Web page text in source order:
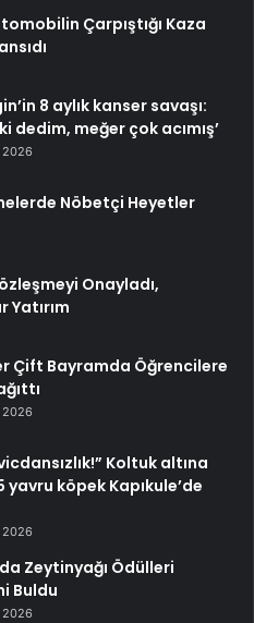
Çarpıştığı Kaza
8 aylık kanser savaşı:
ki dedim, meğer çok acımış’
2026
Nöbetçi Heyetler
Onayladı,
Yatırım
Çift Bayramda Öğrencilere
2026
Koltuk altına
yavru köpek Kapıkule’de
2026
Zeytinyağı Ödülleri
Buldu
2026